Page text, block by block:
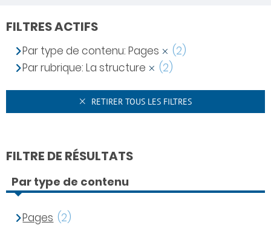
FILTRES ACTIFS
Par type de contenu: Pages
(2)
Par rubrique: La structure
(2)
RETIRER TOUS LES FILTRES
FILTRE DE RÉSULTATS
Par type de contenu
Pages (2)